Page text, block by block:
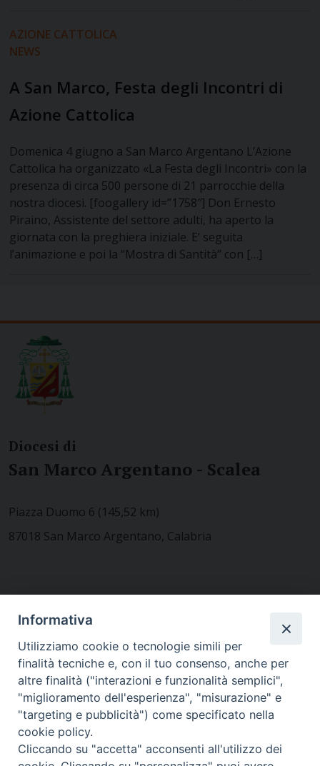
AZIONE CATTOLICA
NEWS
A San Marco, Festa degli Incontri di
Azione Cattolica
Domenica 4 giugno a San Marco Argentano L’Azione
Cattolica ha organizzato «La Festa degli Incontri» con la
presenza di circa 500 persone di 21 parrocchie della
nostra diocesi. [foogallery id=”1758″] Don Ernesto
Piraino, Assistente del settore adulti, ha aperto la
giornata con la preghiera iniziale. E’ seguita
l’animazione e poi la “Mostra di Santità” con […]
Diocesi di
San Marco Argentano - Scalea
Piazza Duomo 6 (145,52 km)
87018 San Marco Argentano, Calabria
MODULISTICA
WEBMAIL
Informativa
Utilizziamo cookie o tecnologie simili per
finalità tecniche e, con il tuo consenso, anche per
altre finalità ("interazioni e funzionalità semplici",
"miglioramento dell'esperienza", "misurazione" e
"targeting e pubblicità") come specificato nella
cookie policy.
Cliccando su "accetta" acconsenti all'utilizzo dei